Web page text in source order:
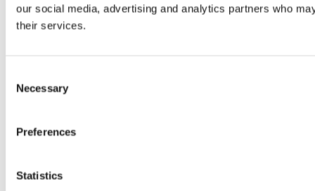
our social media, advertising and analytics partners who
their services.
Selection
Necessary
Preferences
Statistics